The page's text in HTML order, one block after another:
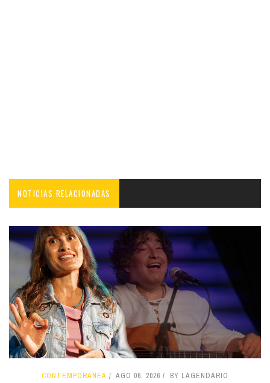
NOTICIAS RELACIONADAS
CONTEMPORÁNEA AGO 06, 2026 BY LAGENDARIO